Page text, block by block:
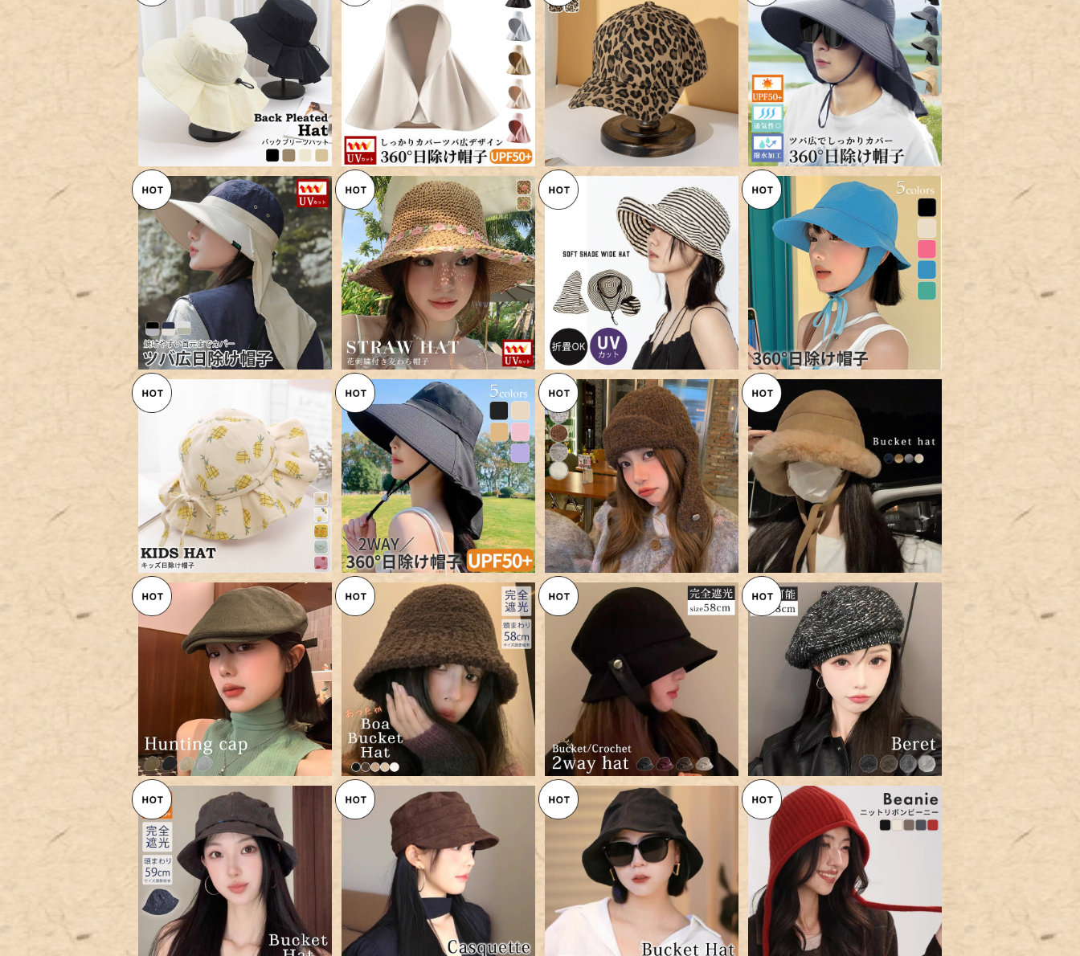
【メール便】ハット レディース プ
リーツ ストラップ つば広／hat
328
¥3,360
【メール便】サンバイザー 360度
日除け ハット レディース／hat
329
¥2,760
【メール便】キャップ レディース
メンズ ユニセックス 深め／hat
330
¥1,960
【メール便】サンバイザー ハット
帽子 レディース メンズ／hat33
¥1,760
【メール便】サンバイザー ハット
レディース ネックカバー たれ付
き／hat332
¥2,960
【メール便】麦わら帽子 レディー
ス UVカット UVハット 帽子／h
at303
¥2,760
【メール便】ハット シェード 帽子
レディース きれいめ／hat302
¥2,760
【メール便】バケットハット 帽子
レディース きれいめ 顎／hat3
¥3,160
【メール便】キッズ 帽子 日よけ
女の子 子供／hat306
¥2,160
【メール便】UVカット率 100%
ハット レディース つば広／hat
¥1,960
SOLD OUT
【メール便】トルーパー ハット レ
ディース 帽子 きれいめ／hat31
¥3,560
【メール便】バケットハット 帽子
レディース きれいめ ハット／ha
t312
¥2,160
【メール便】ハンチング 帽 レディ
ース 帽子 ぼうし／hat313
¥2,560
【メール便】バケットハット レデ
ィース 帽子 きれいめ ボア／hat
314
¥2,760
【メール便】バケットハット レデ
ィース 深め クロッシェ 帽子／h
at315
¥3,360
【メール便】ベレー帽 大きめ レデ
ィース 帽子 ぼうし／hat316
¥4,360
SOLD OUT
【メール便】UVカット バケットハ
ット レディース 帽子 UPF50
+／hat317
¥2,960
【メール便】キャスケット ワーク
帽 レディース 帽子 キャップ／h
at318
¥3,160
【メール便】バケットハット レデ
ィース 深め 帽子 きれいめ／ha
t319
¥2,760
【メール便】ビーニー ニット 帽子
レディース ゆったり／hat320
¥3,960